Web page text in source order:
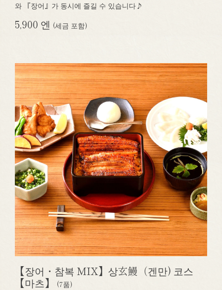
와 『장어』가 동시에 즐길 수 있습니다♪
5,900 엔 (세금 포함)
【장어・참복 MIX】상玄鰻（겐만) 코스
【마츠】
(7품)